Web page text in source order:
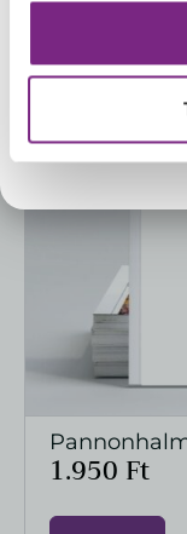
1.950 Ft
biztonságos
rendelhetővé
Köszönjük
Pannonhalmi